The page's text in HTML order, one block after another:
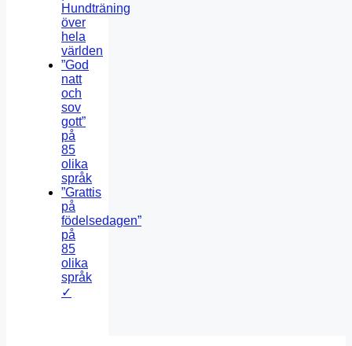
Hundträning
över
hela
världen
”God
natt
och
sov
gott”
på
85
olika
språk
”Grattis
på
födelsedagen”
på
85
olika
språk
✓